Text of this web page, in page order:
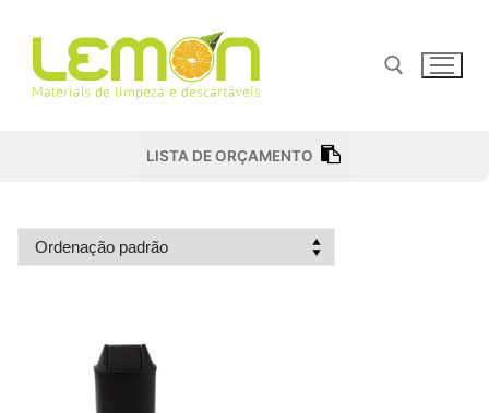
para
conteúdo
Pesquisar por:
LISTA DE ORÇAMENTO